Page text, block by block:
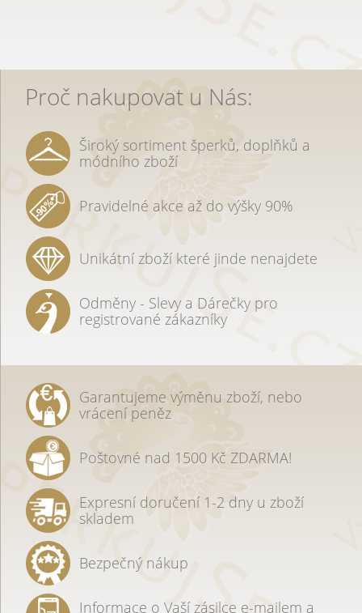
Proč nakupovat u Nás:
Široký sortiment šperků, doplňků a
módního zboží
Pravidelné akce až do výšky 90%
Unikátní zboží které jinde nenajdete
Odměny - Slevy a Dárečky pro
registrované zákazníky
Garantujeme výměnu zboží, nebo
vrácení peněz
Poštovné nad 1500 Kč ZDARMA!
Expresní doručení 1-2 dny u zboží
skladem
Bezpečný nákup
Informace o Vaší zásilce e-mailem a